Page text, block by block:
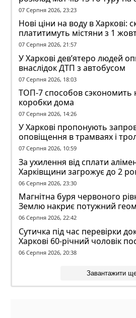
07 Серпня 2026, 23:23
Нові ціни на воду в Харкові:
платитимуть містяни з 1
07 Серпня 2026, 21:57
У Харкові дев’ятеро людей
внаслідок ДТП з автобусом
07 Серпня 2026, 18:03
ТОП-7 способов сэкономить
коробки дома
07 Серпня 2026, 14:26
У Харкові пропонують
оповіщення в трамваях і
07 Серпня 2026, 10:59
За ухилення від сплати
Харківщини загрожує до 2
волі
06 Серпня 2026, 23:30
Магнітна буря червоного
Землю накриє потужний
06 Серпня 2026, 22:42
Сутичка під час перевірки
Харкові 60-річний чоловік
конфлікті з ТЦК
06 Серпня 2026, 20:38
Завантажити